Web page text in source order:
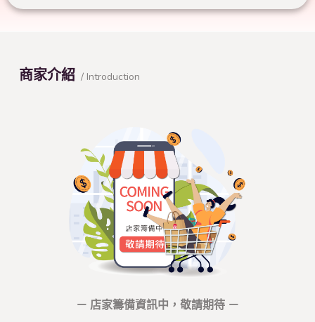
商家介紹 / Introduction
－ 店家籌備資訊中，敬請期待 －